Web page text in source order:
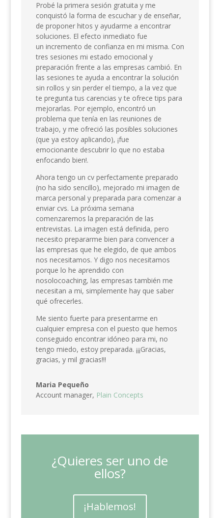
Probé la primera sesión gratuita y me
conquistó la forma de escuchar y de enseñar,
de proponer hitos y ayudarme a encontrar
soluciones. El efecto inmediato fue
un incremento de confianza en mi misma. Con
tres sesiones mi estado emocional y
preparación frente a las empresas cambió. En
las sesiones te ayuda a encontrar la solución
sin rollos y sin perder el tiempo, a la vez que
te pregunta tus carencias y te ofrece tips para
mejorarlas. Por ejemplo, encontró un
problema que tenía en las reuniones de
trabajo, y me ofreció las posibles soluciones
(que ya estoy aplicando), ¡fue
emocionante descubrir lo que no estaba
enfocando bien!.
Ahora tengo un cv perfectamente preparado
(no ha sido sencillo), mejorado mi imagen de
marca personal y preparada para comenzar a
enviar cvs. La próxima semana
comenzaremos la preparación de las
entrevistas. La imagen está definida, pero
necesito prepararme bien para convencer a
las empresas que he elegido, de que ambos
nos necesitamos. Y digo nos necesitamos
porque lo he aprendido con
nosolocoaching, las empresas también me
necesitan a mi, simplemente hay que saber
qué ofrecerles.
Me siento fuerte para presentarme en
cualquier empresa con el puesto que hemos
conseguido encontrar idóneo para mi, no
tengo miedo, estoy preparada. ¡¡¡Gracias,
gracias, y mil gracias!!!
Maria Pequeño
Account manager, Plain Concepts
¿Quieres ser uno de
ellos?
¡Hablemos!